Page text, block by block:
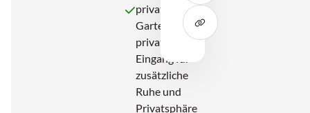
privatem
Garten und
privatem
Eingang für
zusätzliche
Ruhe und
Privatsphäre